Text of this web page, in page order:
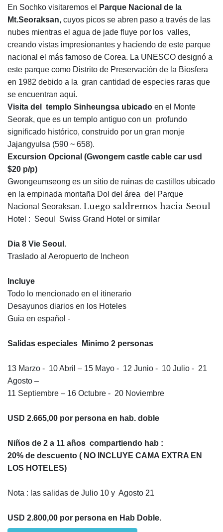
En Sochko visitaremos el
Parque Nacional de la
Mt.Seoraksan, cuyos picos se abren paso a través de las
nubes mientras el agua de jade fluye por los valles,
creando vistas impresionantes y haciendo de este parque
nacional el más famoso de Corea. La UNESCO designó a
este parque como Distrito de Preservación de la Biosfera
en 1982 debido a la gran cantidad de especies raras que
se encuentran aquí.
Visita del templo Sinheungsa ubicado en el Monte
Seorak, que es un templo antiguo con un profundo
significado histórico, construido por un gran monje
Jajangyulsa (590 ~ 658).
Excursion Opcional (Gwongem castle cable car usd
$20 p/p)
Gwongeumseong es un sitio de ruinas de castillos ubicado
en la empinada montaña Dol del área del Parque
Nacional Seoraksan. Luego saldremos hacia Seoul
Hotel : Seoul Swiss Grand Hotel or similar
Dia 8 Vie Seoul.
Traslado al Aeropuerto de Incheon
Incluye
Todo lo mencionado en el itinerario
Desayunos diarios en los Hoteles
Guia en español -
Salidas especiales Minimo 2 personas
13 Marzo - 10 Abril – 15 Mayo - 12 Junio - 10 Julio - 21
Agosto –
11 Septiembre – 16 Octubre - 20 Noviembre
USD 2.665,00 por persona en hab. doble
Niños de 2 a 11 años compartiendo hab :
20% de descuento ( NO INCLUYE CAMA EXTRA EN
LOS HOTELES)
Nota : las salidas de Julio 10 y Agosto 21
USD 2.800,00 por persona en Hab Doble.